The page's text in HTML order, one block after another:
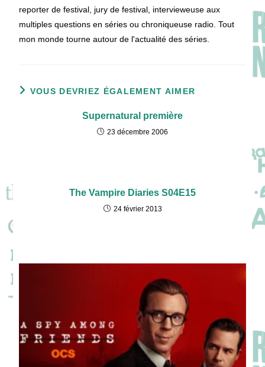
reporter de festival, jury de festival, intervieweuse aux
multiples questions en séries ou chroniqueuse radio. Tout
mon monde tourne autour de l'actualité des séries.
VOUS DEVRIEZ ÉGALEMENT AIMER
Supernatural première
23 décembre 2006
The Vampire Diaries S04E15
24 février 2013